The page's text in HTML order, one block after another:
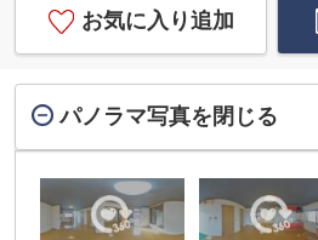
お気に入り追加
パノラマ写真を閉じる